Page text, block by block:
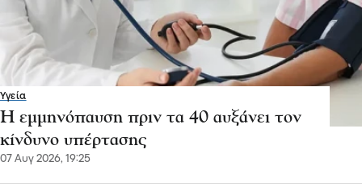
Υγεία
Η εμμηνόπαυση πριν τα 40 αυξάνει τον
κίνδυνο υπέρτασης
07 Αυγ 2026, 19:25